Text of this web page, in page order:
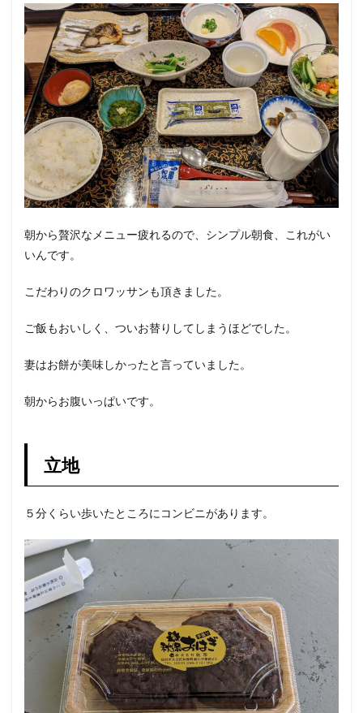
朝から贅沢なメニュー疲れるので、シンプル朝食、これがい
いんです。
こだわりのクロワッサンも頂きました。
ご飯もおいしく、ついお替りしてしまうほどでした。
妻はお餅が美味しかったと言っていました。
朝からお腹いっぱいです。
立地
５分くらい歩いたところにコンビニがあります。